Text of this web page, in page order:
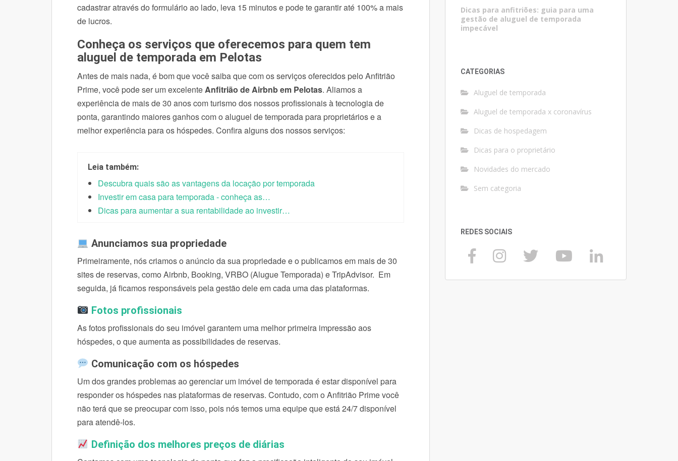
cadastrar através do formulário ao lado, leva 15 minutos e pode te garantir até 100% a mais
de lucros.
Conheça os serviços que oferecemos para quem tem
aluguel de temporada em Pelotas
Antes de mais nada, é bom que você saiba que com os serviços oferecidos pelo Anfitrião
Prime, você pode ser um excelenteAnfitrião de Airbnb em Pelotas. Aliamos a
experiência de mais de 30 anos com turismo dos nossos profissionais à tecnologia de
ponta, garantindo maiores ganhos com o aluguel de temporada para proprietários e a
melhor experiência para os hóspedes. Confira alguns dos nossos serviços:
Leia também:
Descubra quais são as vantagens da locação por temporada
Investir em casa para temporada - conheça as…
Dicas para aumentar a sua rentabilidade ao investir…
Anunciamos sua propriedade
Primeiramente, nós criamos o anúncio da sua propriedade e o publicamos em mais de 30
sites de reservas, como Airbnb, Booking, VRBO (Alugue Temporada) e TripAdvisor. Em
seguida, já ficamos responsáveis pela gestão dele em cada uma das plataformas.
Fotos profissionais
As fotos profissionais do seu imóvel garantem uma melhor primeira impressão aos
hóspedes, o que aumenta as possibilidades de reservas.
Comunicação com os hóspedes
Um dos grandes problemas ao gerenciar um imóvel de temporada é estar disponível para
responder os hóspedes nas plataformas de reservas. Contudo, com o Anfitrião Prime você
não terá que se preocupar com isso, pois nós temos uma equipe que está 24/7 disponível
para atendê-los.
Definição dos melhores preços de diárias
Dicas para anfitriões: guia para uma
gestão de aluguel de temporada
impecável
CATEGORIAS
Aluguel de temporada
Aluguel de temporada x coronavírus
Dicas de hospedagem
Dicas para o proprietário
Novidades do mercado
Sem categoria
REDES SOCIAIS